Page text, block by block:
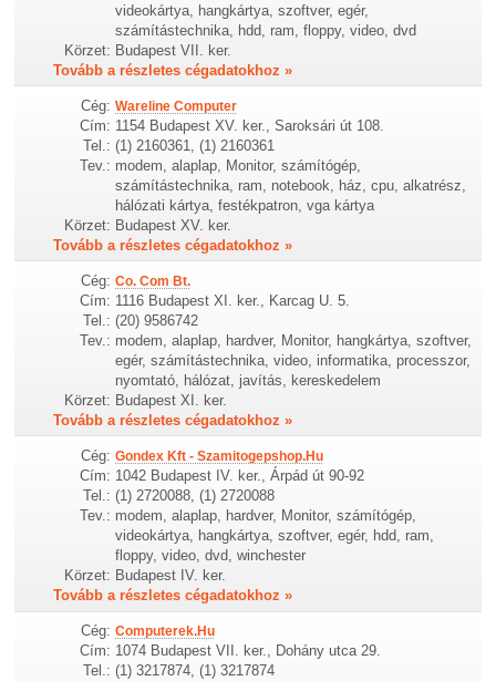
videokártya, hangkártya, szoftver, egér,
számítástechnika, hdd, ram, floppy, video, dvd
Körzet: Budapest VII. ker.
Tovább a részletes cégadatokhoz »
Cég: Wareline Computer
Cím: 1154 Budapest XV. ker., Saroksári út 108.
Tel.: (1) 2160361, (1) 2160361
Tev.: modem, alaplap, Monitor, számítógép,
számítástechnika, ram, notebook, ház, cpu, alkatrész,
hálózati kártya, festékpatron, vga kártya
Körzet: Budapest XV. ker.
Tovább a részletes cégadatokhoz »
Cég: Co. Com Bt.
Cím: 1116 Budapest XI. ker., Karcag U. 5.
Tel.: (20) 9586742
Tev.: modem, alaplap, hardver, Monitor, hangkártya, szoftver,
egér, számítástechnika, video, informatika, processzor,
nyomtató, hálózat, javítás, kereskedelem
Körzet: Budapest XI. ker.
Tovább a részletes cégadatokhoz »
Cég: Gondex Kft - Szamitogepshop.Hu
Cím: 1042 Budapest IV. ker., Árpád út 90-92
Tel.: (1) 2720088, (1) 2720088
Tev.: modem, alaplap, hardver, Monitor, számítógép,
videokártya, hangkártya, szoftver, egér, hdd, ram,
floppy, video, dvd, winchester
Körzet: Budapest IV. ker.
Tovább a részletes cégadatokhoz »
Cég: Computerek.Hu
Cím: 1074 Budapest VII. ker., Dohány utca 29.
Tel.: (1) 3217874, (1) 3217874